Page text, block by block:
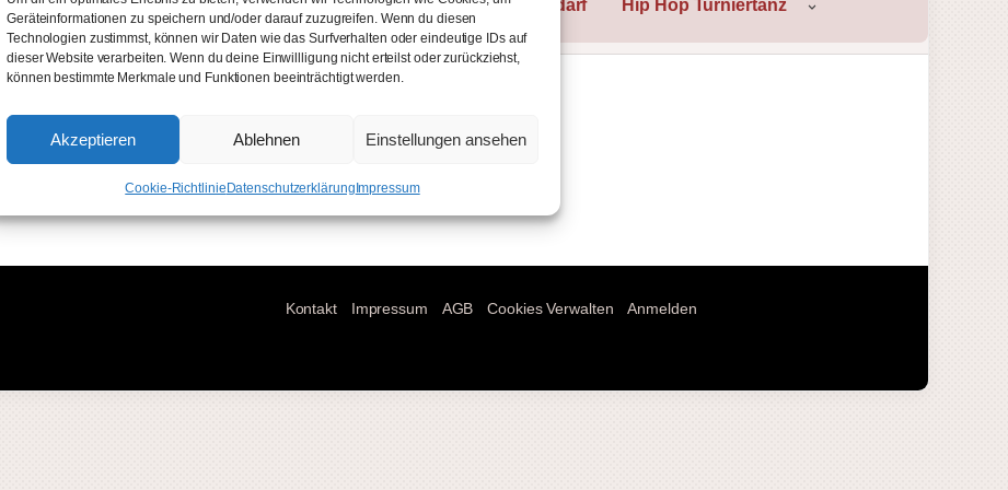
Geräteinformationen zu speichern und/oder darauf zuzugreifen. Wenn du diesen
Technologien zustimmst, können wir Daten wie das Surfverhalten oder eindeutige IDs auf
dieser Website verarbeiten. Wenn du deine Einwillligung nicht erteilst oder zurückziehst,
können bestimmte Merkmale und Funktionen beeinträchtigt werden.
Akzeptieren Ablehnen Einstellungen ansehen
Cookie-Richtlinie Datenschutzerklärung Impressum
Starmoves College Veranstaltungen Tanzschule Tanzbedarf Hip Hop Turniertanz
Kontakt Impressum AGB Cookies Verwalten Anmelden